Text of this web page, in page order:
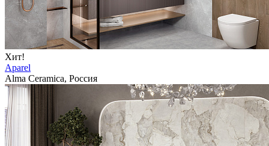
Хит!
Aparel
Alma Ceramica, Россия